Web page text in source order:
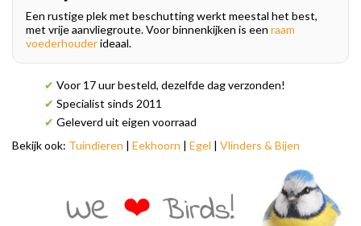
Een rustige plek met beschutting werkt meestal het best,
met vrije aanvliegroute. Voor binnenkijken is een raam
voederhouderideaal.
✔ Voor 17 uur besteld, dezelfde dag verzonden!
✔ Specialist sinds 2011
✔ Geleverd uit eigen voorraad
Bekijk ook: Tuindieren | Eekhoorn | Egel | Vlinders & Bijen